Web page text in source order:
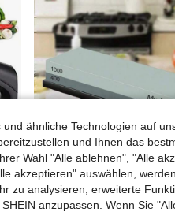
ähnliche Technologien auf
und Ihnen das
Wahl "Alle ablehnen", "Alle
akzeptieren" auswählen,
zu analysieren, erweiterte
anzupassen. Wenn Sie